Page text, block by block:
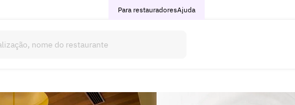
Para restauradoresAjuda